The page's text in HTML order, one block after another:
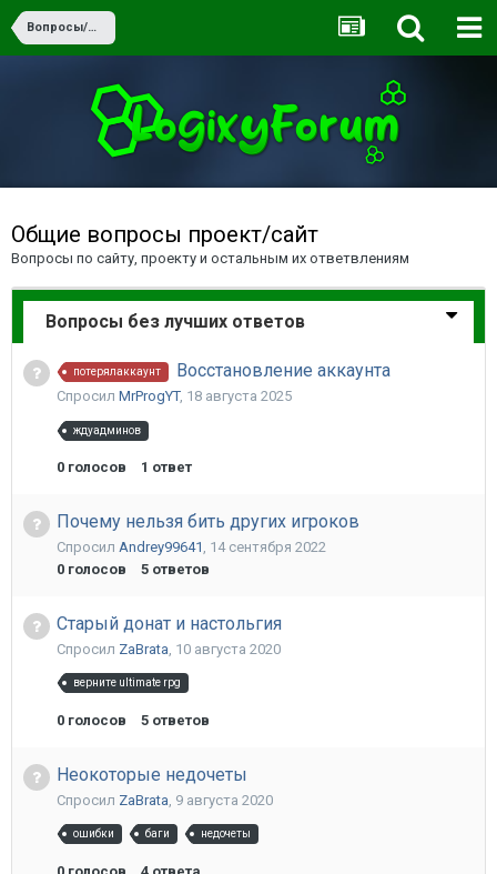
Вопросы/Ответы
Общие вопросы проект/сайт
Вопросы по сайту, проекту и остальным их ответвлениям
Вопросы без лучших ответов
потерялаккаунт Восстановление аккаунта
Спросил MrProgYT, 18 августа 2025
ждуадминов
0 голосов 1 ответ
Почему нельзя бить других игроков
Спросил Andrey99641 , 14 сентября 2022
0 голосов 5 ответов
Старый донат и настольгия
Спросил ZaBrata 10 августа 2020
верните ultimate rpg
0 голосов 5 ответов
Неокоторые недочеты
Спросил ZaBrata 9 августа 2020
ошибки баги недочеты